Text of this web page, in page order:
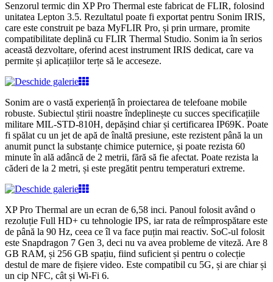
Senzorul termic din XP Pro Thermal este fabricat de FLIR, folosind
unitatea Lepton 3.5. Rezultatul poate fi exportat pentru Sonim IRIS,
care este construit pe baza MyFLIR Pro, și prin urmare, promite
compatibilitate deplină cu FLIR Thermal Studio. Sonim ia în serios
această dezvoltare, oferind acest instrument IRIS dedicat, care va
permite și aplicațiilor terțe să le acceseze.
Sonim are o vastă experiență în proiectarea de telefoane mobile
robuste. Subiectul știrii noastre îndeplinește cu succes specificațiile
militare MIL-STD-810H, depășind chiar și certificarea IP69K. Poate
fi spălat cu un jet de apă de înaltă presiune, este rezistent până la un
anumit punct la substanțe chimice puternice, și poate rezista 60
minute în ală adâncă de 2 metrii, fără să fie afectat. Poate rezista la
căderi de la 2 metri, și este pregătit pentru temperaturi extreme.
XP Pro Thermal are un ecran de 6,58 inci. Panoul folosit având o
rezoluție Full HD+ cu tehnologie IPS, iar rata de reîmprospătare este
de până la 90 Hz, ceea ce îl va face puțin mai reactiv. SoC-ul folosit
este Snapdragon 7 Gen 3, deci nu va avea probleme de viteză. Are 8
GB RAM, și 256 GB spațiu, fiind suficient și pentru o colecție
destul de mare de fișiere video. Este compatibil cu 5G, și are chiar și
un cip NFC, cât și Wi-Fi 6.